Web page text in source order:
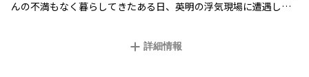
んの不満もなく暮らしてきたある日、英明の浮気現場に遭遇し
夏希は「綾香と英明を出会わせなければよかった」と激しく後悔
詳細情報